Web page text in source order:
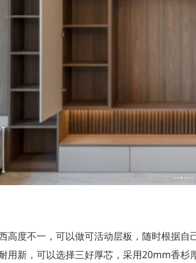
高度不一，可以做可活动层板，随时根据
用新，可以选择三好厚芯，采用20mm香杉